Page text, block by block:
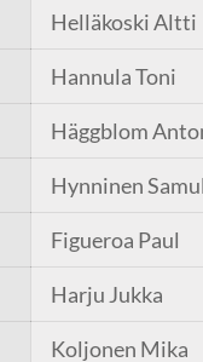
Helläkoski Altti
Hannula Toni
Häggblom
Hynninen
Figueroa Paul
Harju Jukka
Koljonen Mika